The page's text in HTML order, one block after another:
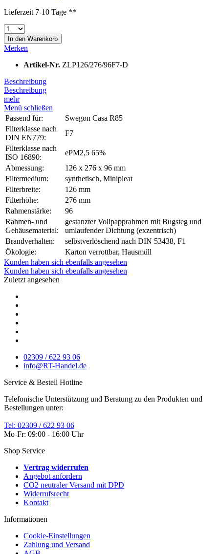
Lieferzeit 7-10 Tage **
In den Warenkorb
Merken
Artikel-Nr. ZLP126/276/96F7-D
Beschreibung
Beschreibung
mehr
Menü schließen
Passend für:
Swegon Casa R85
Filterklasse nach
DIN EN779:
F7
Filterklasse nach
ISO 16890:
ePM2,5 65%
Abmessung:
126 x 276 x 96 mm
Filtermedium:
synthetisch, Minipleat
Filterbreite:
126 mm
Filterhöhe:
276 mm
Rahmenstärke:
96
Rahmen- und
Gehäusematerial:
gestanzter Vollpapprahmen mit Bugsteg und
umlaufender Dichtung (exzentrisch)
Brandverhalten:
selbstverlöschend nach DIN 53438, F1
Ökologie:
Karton verrottbar, Hausmüll
Kunden haben sich ebenfalls angesehen
Kunden haben sich ebenfalls angesehen
Zuletzt angesehen
02309 / 622 93 06
info@RT-Handel.de
Service & Bestell Hotline
Telefonische Unterstützung und Beratung zu den Produkten und
Bestellungen unter:
Tel: 02309 / 622 93 06
Mo-Fr: 09:00 - 16:00 Uhr
Shop Service
Vertrag widerrufen
Angebot anfordern
CO2 neutraler Versand mit DPD
Widerrufsrecht
Kontakt
Informationen
Cookie-Einstellungen
Zahlung und Versand